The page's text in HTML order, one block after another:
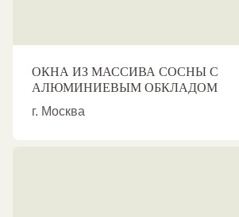
ОКНА ИЗ МАССИВА СОСНЫ С
АЛЮМИНИЕВЫМ ОБКЛАДОМ
г. Москва